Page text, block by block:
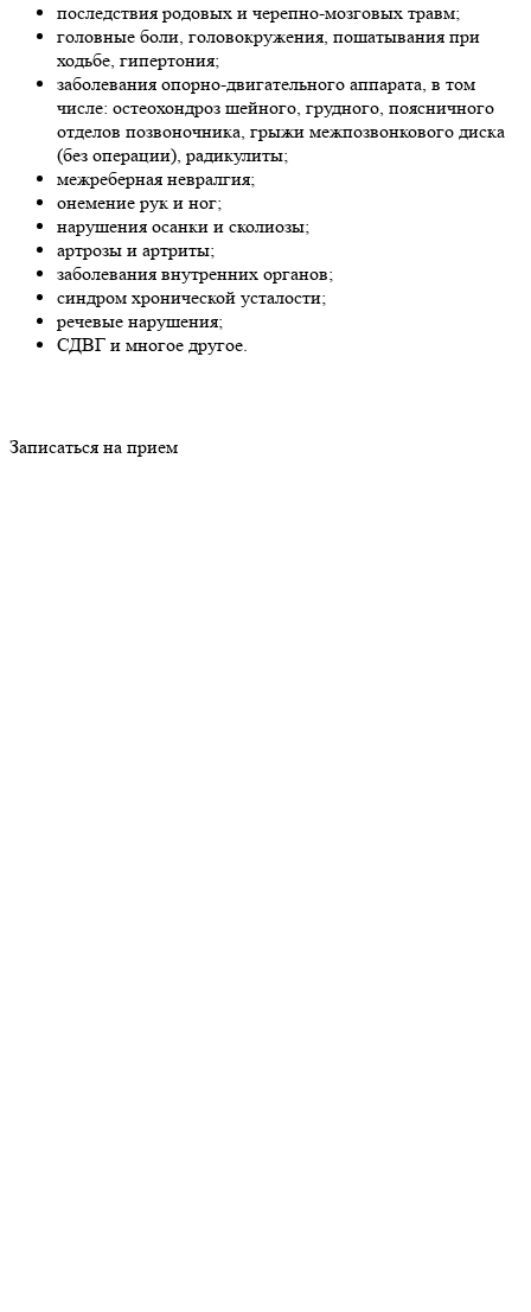
последствия родовых и черепно-мозговых травм;
головные боли, головокружения, пошатывания при
ходьбе, гипертония;
заболевания опорно-двигательного аппарата, в том
числе: остеохондроз шейного, грудного, поясничного
отделов позвоночника, грыжи межпозвонкового диска
(без операции), радикулиты;
межреберная невралгия;
онемение рук и ног;
нарушения осанки и сколиозы;
артрозы и артриты;
заболевания внутренних органов;
синдром хронической усталости;
речевые нарушения;
СДВГ и многое другое.
Записаться на прием